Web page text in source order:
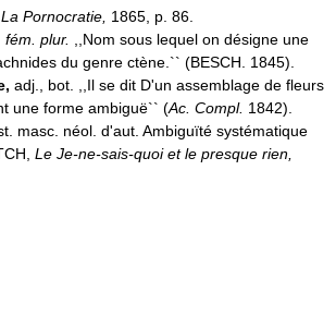
La Pornocratie, 1865, p. 86.
plur. ,,Nom sous lequel on désigne une
du genre ctène.`` (BESCH. 1845).
adj., bot. ,,Il se dit D'un assemblage de fleurs
une forme ambiguë`` (Ac. Compl. 1842).
masc. néol. d'aut. Ambiguïté systématique
Le Je-ne-sais-quoi et le presque rien,